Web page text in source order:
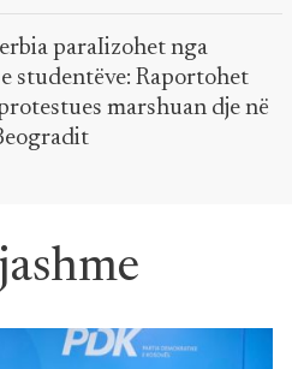
paraIizohet nga
studentëve: Raportohet
marshuan dje në